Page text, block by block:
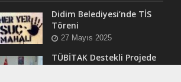
Didim Belediyesi’nde TİS
Töreni
27 Mayıs 2025
TÜBİTAK Destekli Projede
Didim’de ve Tüm Aydın’da